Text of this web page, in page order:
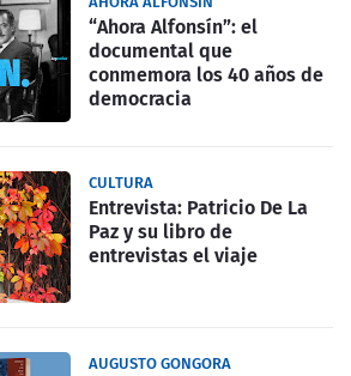
“Ahora Alfonsín”: el
documental que
conmemora los 40 años de
democracia
CULTURA
Entrevista: Patricio De La
Paz y su libro de
entrevistas el viaje
AUGUSTO GONGORA